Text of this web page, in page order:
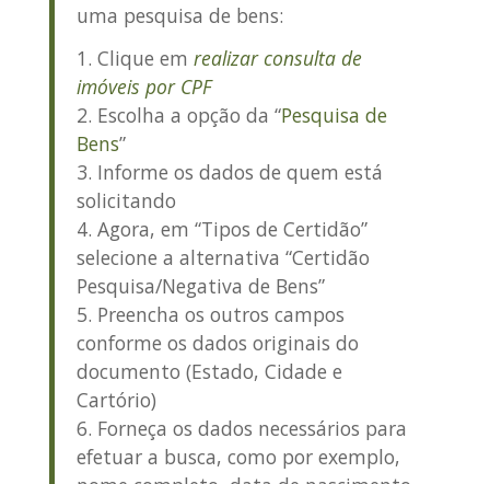
uma pesquisa de bens:
Clique em realizar consulta de
imóveis por CPF
Escolha a opção da “Pesquisa de
Bens”
Informe os dados de quem está
solicitando
Agora, em “Tipos de Certidão”
selecione a alternativa “Certidão
Pesquisa/Negativa de Bens”
Preencha os outros campos
conforme os dados originais do
documento (Estado, Cidade e
Cartório)
Forneça os dados necessários para
efetuar a busca, como por exemplo,